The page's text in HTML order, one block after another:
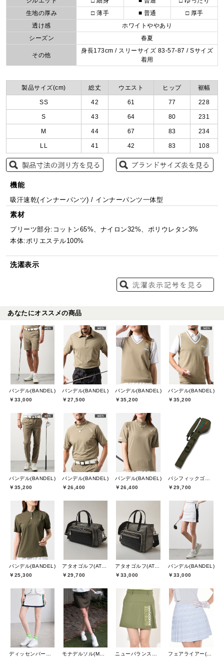
生地の厚み
□ 薄手 ■ 普通
□ 厚手
透け感
ホワイトややあり
シーズン
春夏
その他
身長173cm / スリーサイズ 83-57-87 / Sサイズ
着用
製品サイズ(cm) 総丈 ウエスト ヒップ 裾幅
SS 42 61 77 228
S 43 64 80 231
M 44 67 83 234
LL 41 42 83 108
機能
吸汗速乾(インナーパンツ) / インナーパンツ一体型
素材
プリーツ部分:コットン65%、ナイロン32%、ポリウレタン3%
本体:ポリエステル100%
洗濯表示
あなたにオススメの商品
バンデル(BANDEL)
￥33,000
バンデル(BANDEL)
￥27,500
バンデル(BANDEL)
￥35,200
バンデル(BANDEL)
￥35,200
バンデル(BANDEL)
￥35,200
バンデル(BANDEL)
￥26,400
バンデル(BANDEL)
￥26,400
￥29,700
バンデル(BANDEL)
￥25,300
アタオゴルフ(ATAOGOLF)
￥29,700
アタオゴルフ(ATAOGOLF)
￥33,000
バンデル(BANDEL)
￥33,000